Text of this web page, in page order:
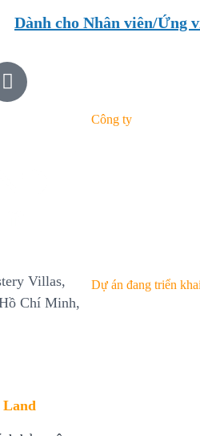
Dành cho Nhân viên/Ứng
Villas,
Chí Minh,
Land
Công ty
Dự án đang triển